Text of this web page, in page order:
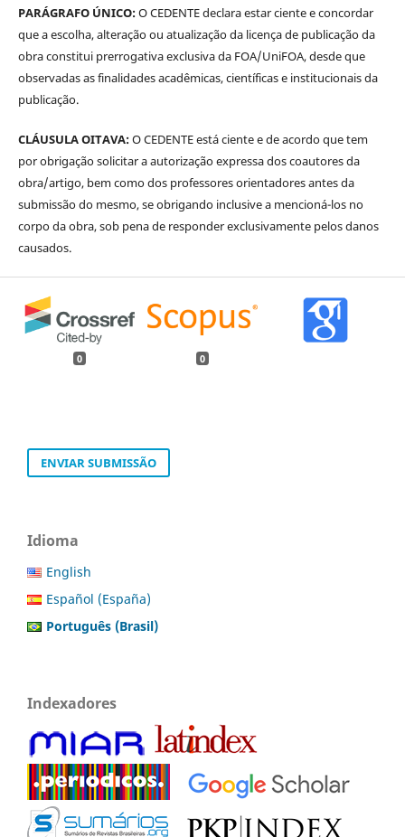
PARÁGRAFO ÚNICO:O CEDENTE declara estar ciente e concordar
que a escolha, alteração ou atualização da licença de publicação da
obra constitui prerrogativa exclusiva da FOA/UniFOA, desde que
observadas as finalidades acadêmicas, científicas e institucionais da
publicação.
CLÁUSULA OITAVA:O CEDENTE está ciente e de acordo que tem
por obrigação solicitar a autorização expressa dos coautores da
obra/artigo, bem como dos professores orientadores antes da
submissão do mesmo, se obrigando inclusive a mencioná-los no
corpo da obra, sob pena de responder exclusivamente pelos danos
causados.
0 0
ENVIAR SUBMISSÃO
Idioma
English
Español (España)
Português (Brasil)
Indexadores